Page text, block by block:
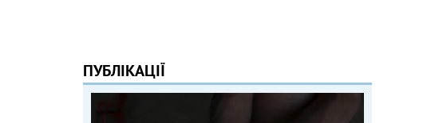
ПУБЛІКАЦІЇ